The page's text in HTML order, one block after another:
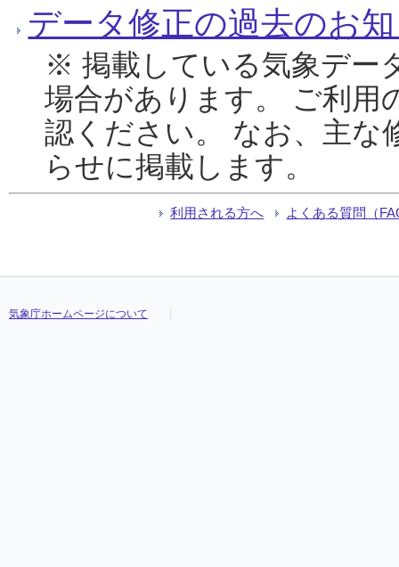
データ修正の過去のお
※ 掲載している気象デー
場合があります。 ご利用
認ください。 なお、主な
らせに掲載します。
利用される方へ よくある質問（
気象庁ホームページについて